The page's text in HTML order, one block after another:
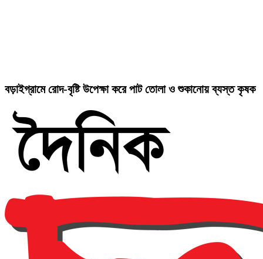
বড়াইগ্রামে রোদ-বৃষ্টি উপেক্ষা করে পাট তোলা ও শুকানোয় ব্যস্ত কৃষক